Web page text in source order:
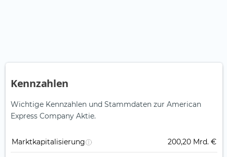
Kennzahlen
Wichtige Kennzahlen und Stammdaten zur American
Express Company Aktie.
Marktkapitalisierung 200,20 Mrd. €